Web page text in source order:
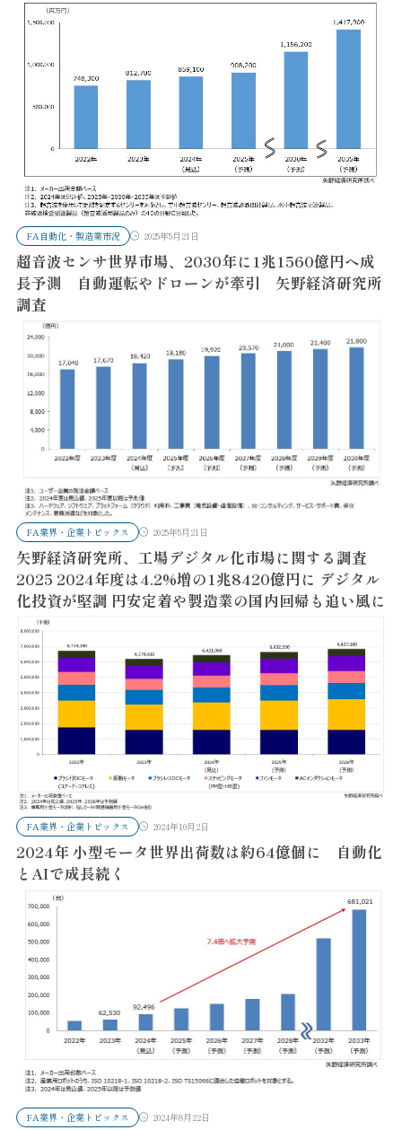
FA自動化・製造業市況 2025年5月21日
超音波センサ世界市場、2030年に1兆1560億円へ成
長予測 自動運転やドローンが牽引 矢野経済研究所
調査
FA業界・企業トピックス 2025年5月21日
矢野経済研究所、工場デジタル化市場に関する調査
2025 2024年度は4.2%増の1兆8420億円に デジタル
化投資が堅調 円安定着や製造業の国内回帰も追い風に
FA業界・企業トピックス 2024年10月2日
2024年 小型モータ世界出荷数は約64億個に 自動化
とAIで成長続く
FA業界・企業トピックス 2024年8月22日